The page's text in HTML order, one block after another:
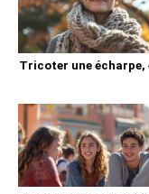
Tricoter une écharpe,